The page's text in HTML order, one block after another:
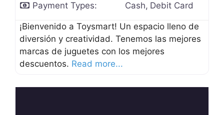
Payment Types:
Cash, Debit Card
¡Bienvenido a Toysmart! Un espacio lleno de
diversión y creatividad. Tenemos las mejores
marcas de juguetes con los mejores
descuentos. Read more...